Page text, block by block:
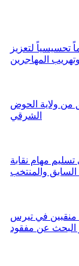
تحسيسياً لتعزيز
المهاجرين
من ولاية الحوض
الشرقي
مهام نقابة
السابق والمنتخب
منقبين في تيرس
البحث عن مفقود